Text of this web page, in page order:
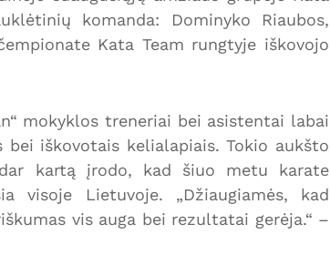
komanda: Dominyko Riaubos,
Kata Team rungtyje iškovojo
mokyklos treneriai bei asistentai labai
iškovotais kelialapiais. Tokio aukšto
kartą įrodo, kad šiuo metu karate
visoje Lietuvoje. „Džiaugiamės, kad
vis auga bei rezultatai gerėja.“ –